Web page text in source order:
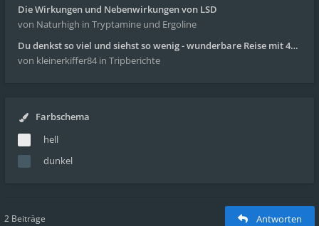
Die Wirkungen und Nebenwirkungen von LSD
von Naturhigh in Tryptamine und Ergoline
Du denkst so viel und siehst so wenig - wunderbare Reise mit 4g Pilze
von kleinerkiffer84 in Tripberichte
Farbschema
hell
dunkel
2 Beiträge Antworten